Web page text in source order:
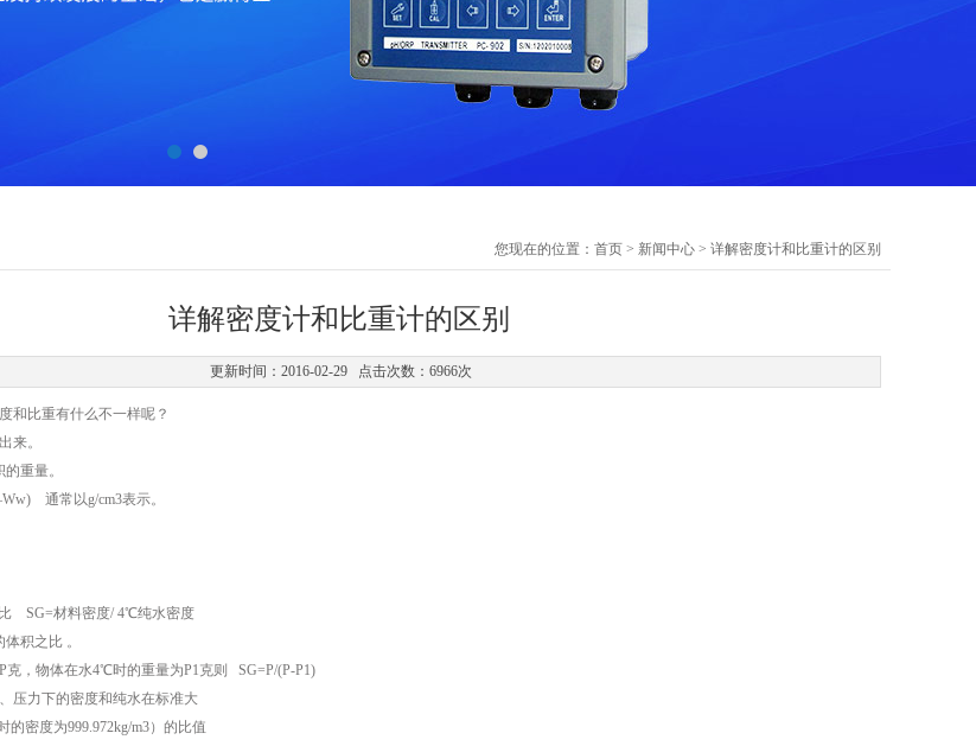
您现在的位置： 首页 > 新闻中心 > 详解密度计和比重计的区别
详解密度计和比重计的区别
更新时间：2016-02-29 点击次数：6966次
和比重有什么不一样呢？
来。
重量。
通常以g/cm3表示。
SG=材料密度/ 4℃纯水密度
积之比 。
克，物体在水4℃时的重量为P1克则 SG=P/(P-P1)
压力下的密度和纯水在标准大
密度为999.972kg/m3）的比值